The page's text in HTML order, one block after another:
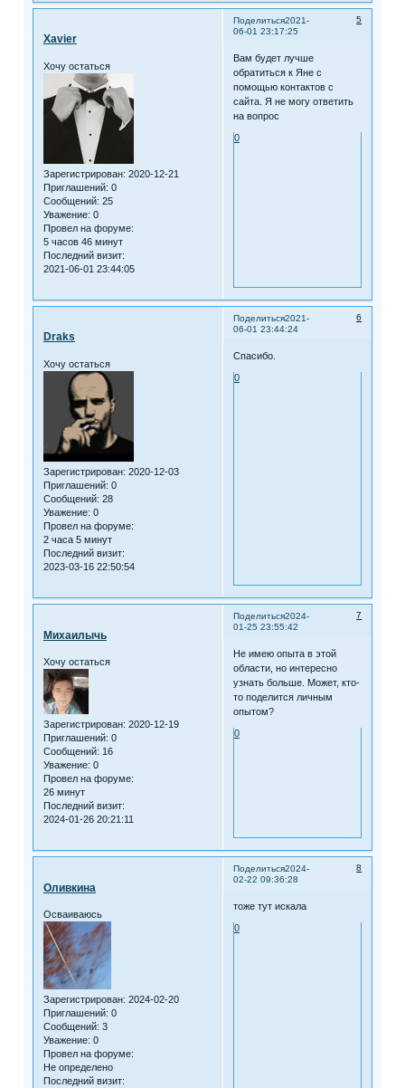
Поделиться 5
2021-
06-01 23:17:25
Xavier
Хочу остаться
Зарегистрирован: 2020-12-21
Приглашений: 0
Сообщений: 25
Уважение: 0
Провел на форуме:
5 часов 46 минут
Последний визит:
2021-06-01 23:44:05
Вам будет лучше
обратиться к Яне с
помощью контактов с
сайта. Я не могу ответить
на вопрос
0
Поделиться 6
2021-
06-01 23:44:24
Draks
Хочу остаться
Зарегистрирован: 2020-12-03
Приглашений: 0
Сообщений: 28
Уважение: 0
Провел на форуме:
2 часа 5 минут
Последний визит:
2023-03-16 22:50:54
Спасибо.
0
Поделиться 7
2024-
01-25 23:55:42
Михаилычь
Хочу остаться
Зарегистрирован: 2020-12-19
Приглашений: 0
Сообщений: 16
Уважение: 0
Провел на форуме:
26 минут
Последний визит:
2024-01-26 20:21:11
Не имею опыта в этой
области, но интересно
узнать больше. Может, кто-
то поделится личным
опытом?
0
Поделиться 8
2024-
02-22 09:36:28
Оливкина
Осваиваюсь
Зарегистрирован: 2024-02-20
Приглашений: 0
Сообщений: 3
Уважение: 0
Провел на форуме:
Не определено
Последний визит:
тоже тут искала
0